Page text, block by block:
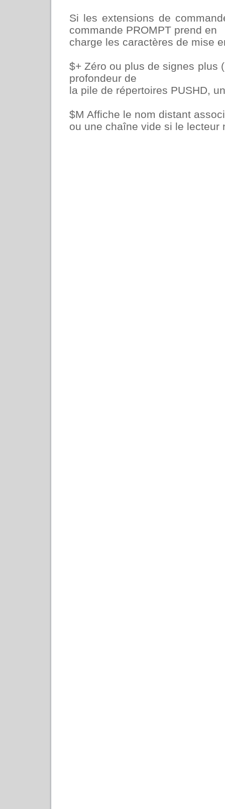
Si les extensions de
commande PROMPT prend en
charge les caractères de mise
$+ Zéro ou plus de signes plus
profondeur de
la pile de répertoires PUSHD,
$M Affiche le nom distant
ou une chaîne vide si le lecteur